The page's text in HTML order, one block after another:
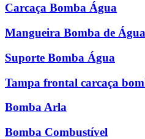
Carcaça Bomba Água
Mangueira Bomba de Água
Suporte Bomba Água
Tampa frontal carcaça
Bomba Arla
Bomba Combustível